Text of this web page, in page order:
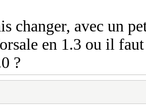
changer, avec un
en 1.3 ou il
?